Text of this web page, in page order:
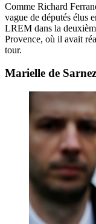
Comme Richard
vague de députés élus
LREM dans la
Provence, où il avait
tour.
Marielle de